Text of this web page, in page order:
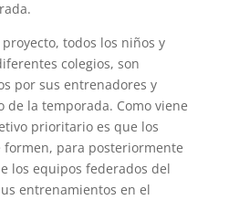
todos los niños y
colegios, son
por sus entrenadores y
de la temporada. Como viene
prioritario es que los
formen, para posteriormente
los equipos federados del
entrenamientos en el